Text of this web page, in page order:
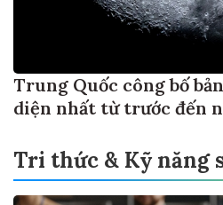
Trung Quốc công bố
diện nhất từ trước đến
Tri thức & Kỹ năng